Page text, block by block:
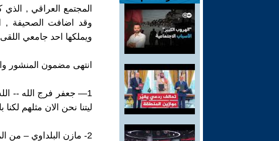
المجتمع العراقي ,
وقد اضافت الصحيفة
ويملكها احد جامعي اللقى
انتهى مضمون المنشور
1— جعفر فرج الله --
ليتنا نحن الان مثلهم
2- مازن البلداوي – من المؤكد ان لديك مراجع ومصادر تذكرهم يا ابا صادق